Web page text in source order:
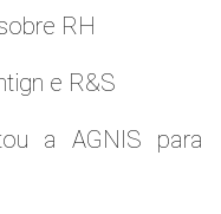
RH
e R&S
a AGNIS para